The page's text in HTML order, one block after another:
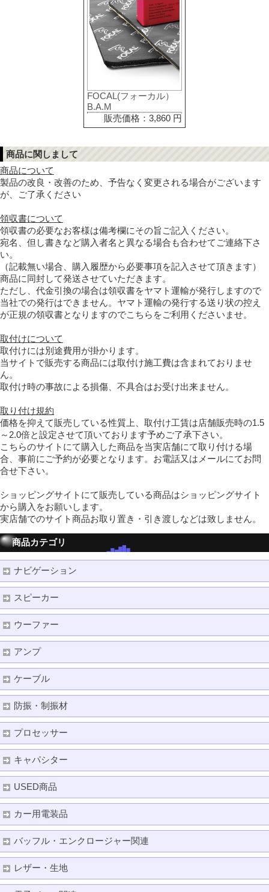
FOCAL(フォーカル）
B.A.M
販売価格：3,860 円
商品に関しまして
商品について
製品の改良・改善のため、予告なく変更される場合がございます
が、ご了承ください
領収書について
領収書の必要なお客様は備考欄にその旨ご記入ください。
宛名、但し書きなど購入者名と異なる場合も合わせてご連絡下さ
い。
（記載無い場合、購入履歴から必要事項を記入させて頂きます）
商品に同封して発送させていただきます。
ただし、代金引換の場合は領収書をヤマト運輸が発行しますので
当社での発行はできません。ヤマト運輸の発行する送り状の控え
が正規の領収書となりますのでこちらをご利用くださいませ。
取付けについて
取付けには別途費用が掛かります。
当サイトで販売する商品には取付け施工費は含まれておりませ
ん。
取付け時の事故による損傷、不具合はお受け出来ません。
取り付け規約
価格を抑えて販売している性質上、取付け工賃は店舗販売時の1.5
～2.0倍と設定させて頂いております予めご了承下さい。
こちらのサイトにて購入した商品を当実店舗にて取り付ける場
合、事前にご予約が必要となります。お電話又はメールにてお問
合せ下さい。
ショッピングサイトにて販売している商品はショッピングサイト
から購入をお願いします。
実店舗でのサイト商品お取り置き・引き渡しなどは致しません。
商品カテゴリ
ナビゲーション
スピーカー
ウーファー
アンプ
ケーブル
防振・制振材
プロセッサー
キャパシター
USED商品
カー用電装品
バッフル・エンクロージャー関連
レザー・生地